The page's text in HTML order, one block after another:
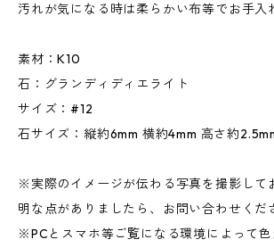
汚れが気になる時は柔らかい布等でお手入
素材：K10
石：グランディディエライト
サイズ：#12
石サイズ：縦約6mm 横約4mm 高さ約
※実際のイメージが伝わる写真を撮影して
明な点がありましたら、お問い合わせくだ
※PCとスマホ等ご覧になる環境によって